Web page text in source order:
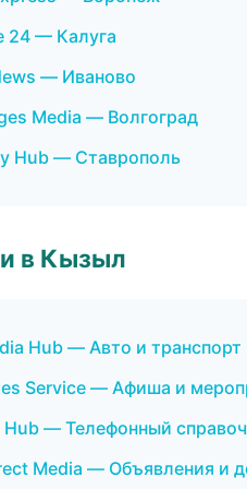
24 — Калуга
— Иваново
Media — Волгоград
Hub — Ставрополь
в Кызыл
Hub — Авто и транспорт
Service — Афиша и
— Телефонный
Media — Объявления и